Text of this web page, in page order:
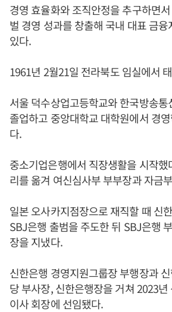
경영 효율화와 조직안정을 추구하면
벌 경영 성과를 창출해 국내 대표 금
있다.
1961년 2월21일 전라북도 임실에서
서울 덕수상업고등학교와 한국방송
졸업하고 중앙대학교 대학원에서 경
다.
중소기업은행에서 직장생활을 시작
리를 옮겨 여신심사부 부부장과 자금
일본 오사카지점장으로 재직할 때 신
SBJ은행 출범을 주도한 뒤 SBJ은행
장을 지냈다.
신한은행 경영지원그룹장 부행장과
당 부사장, 신한은행장을 거쳐 2023
이사 회장에 선임됐다.